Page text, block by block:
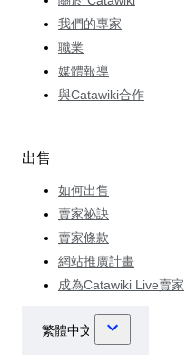
我們的專家
職業
媒體報導
與Catawiki合作
出售
如何出售
賣家祕訣
賣家條款
網站推廣計畫
成為Catawiki Live賣家